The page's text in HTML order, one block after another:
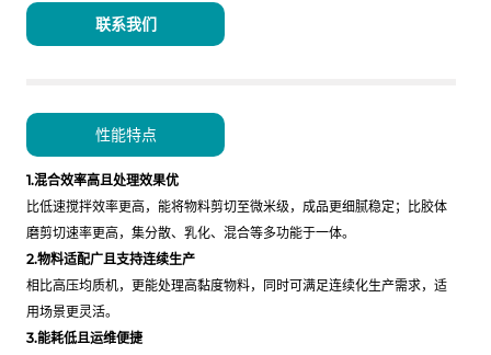
联系我们
性能特点
1.混合效率高且处理效果优
比低速搅拌效率更高，能将物料剪切至微米级，成品更细腻稳定；比胶体
磨剪切速率更高，集分散、乳化、混合等多功能于一体。
2.物料适配广且支持连续生产
相比高压均质机，更能处理高黏度物料，同时可满足连续化生产需求，适
用场景更灵活。
3.能耗低且运维便捷